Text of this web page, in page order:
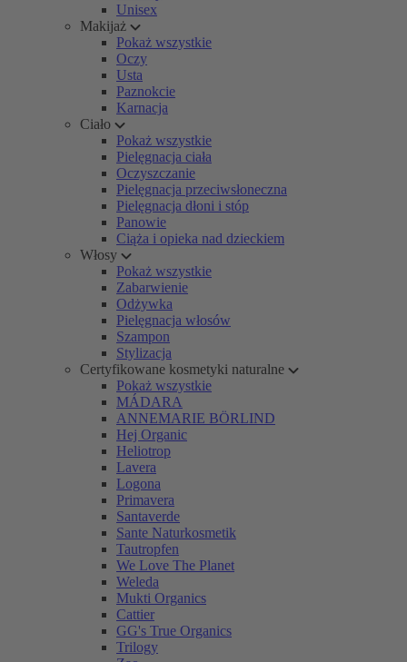
Unisex
Makijaż
Pokaż wszystkie
Oczy
Usta
Paznokcie
Karnacja
Ciało
Pokaż wszystkie
Pielęgnacja ciała
Oczyszczanie
Pielęgnacja przeciwsłoneczna
Pielęgnacja dłoni i stóp
Panowie
Ciąża i opieka nad dzieckiem
Włosy
Pokaż wszystkie
Zabarwienie
Odżywka
Pielęgnacja włosów
Szampon
Stylizacja
Certyfikowane kosmetyki naturalne
Pokaż wszystkie
MÁDARA
ANNEMARIE BÖRLIND
Hej Organic
Heliotrop
Lavera
Logona
Primavera
Santaverde
Sante Naturkosmetik
Tautropfen
We Love The Planet
Weleda
Mukti Organics
Cattier
GG's True Organics
Trilogy